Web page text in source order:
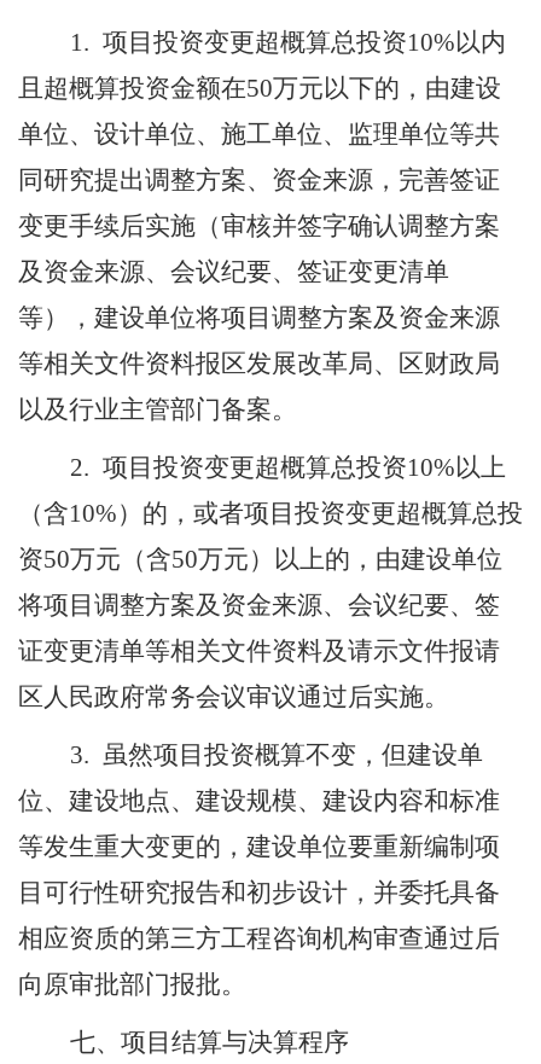
1. 项目投资变更超概算总投资10%以内
且超概算投资金额在50万元以下的，由建设
单位、设计单位、施工单位、监理单位等共
同研究提出调整方案、资金来源，完善签证
变更手续后实施（审核并签字确认调整方案
及资金来源、会议纪要、签证变更清单
等），建设单位将项目调整方案及资金来源
等相关文件资料报区发展改革局、区财政局
以及行业主管部门备案。
2. 项目投资变更超概算总投资10%以上
（含10%）的，或者项目投资变更超概算总投
资50万元（含50万元）以上的，由建设单位
将项目调整方案及资金来源、会议纪要、签
证变更清单等相关文件资料及请示文件报请
区人民政府常务会议审议通过后实施。
3. 虽然项目投资概算不变，但建设单
位、建设地点、建设规模、建设内容和标准
等发生重大变更的，建设单位要重新编制项
目可行性研究报告和初步设计，并委托具备
相应资质的第三方工程咨询机构审查通过后
向原审批部门报批。
七、项目结算与决算程序